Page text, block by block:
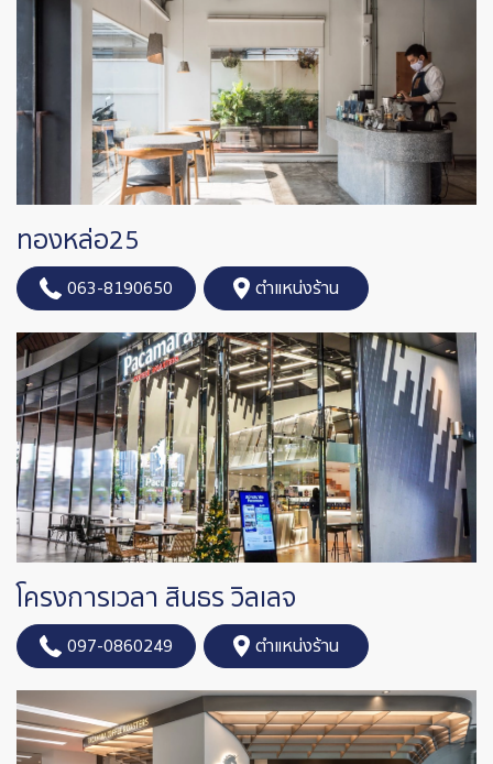
ทองหล่อ25
063-8190650 ตำแหน่งร้าน
โครงการเวลา สินธร วิลเลจ
097-0860249 ตำแหน่งร้าน